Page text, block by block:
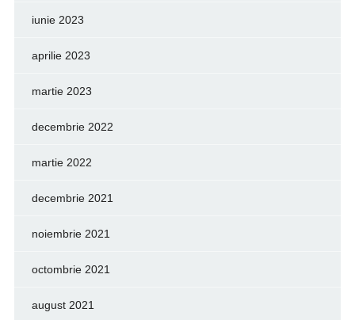
iunie 2023
aprilie 2023
martie 2023
decembrie 2022
martie 2022
decembrie 2021
noiembrie 2021
octombrie 2021
august 2021